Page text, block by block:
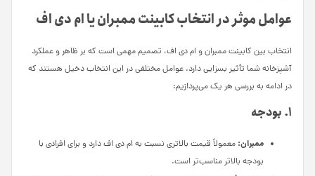
عوامل موثر در انتخاب کابینت ممبران یا ام دی اف
انتخاب بین کابینت ممبران و ام دی اف، تصمیم مهمی است که بر ظاهر و عملکرد
آشپزخانه شما تأثیر بسزایی دارد. عوامل مختلفی در این انتخاب دخیل هستند که
در ادامه به بررسی هر یک می‌پردازیم:
1. بودجه
ممبران: معمولاً قیمت بالاتری نسبت به ام دی اف دارد و برای افرادی با
بودجه بالاتر مناسب‌تر است.